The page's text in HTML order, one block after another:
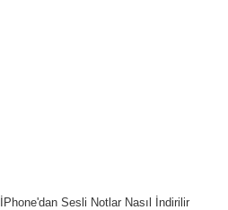
İPhone'dan Sesli Notlar Nasıl İndirilir